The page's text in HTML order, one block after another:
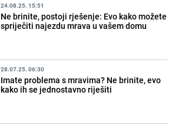
24.08.25. 15:51
Ne brinite, postoji rješenje: Evo kako možete
spriječiti najezdu mrava u vašem domu
28.07.25. 06:30
Imate problema s mravima? Ne brinite, evo
kako ih se jednostavno riješiti